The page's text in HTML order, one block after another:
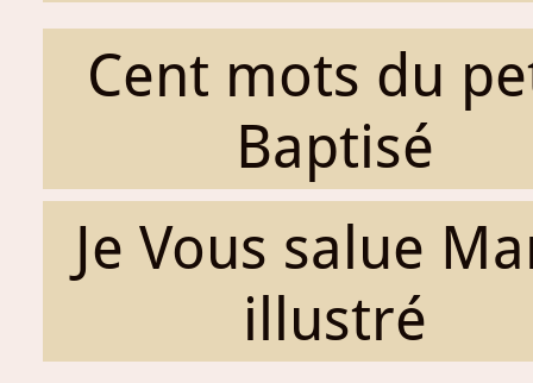
Cent mots du
Baptisé
Je Vous salue
illustré